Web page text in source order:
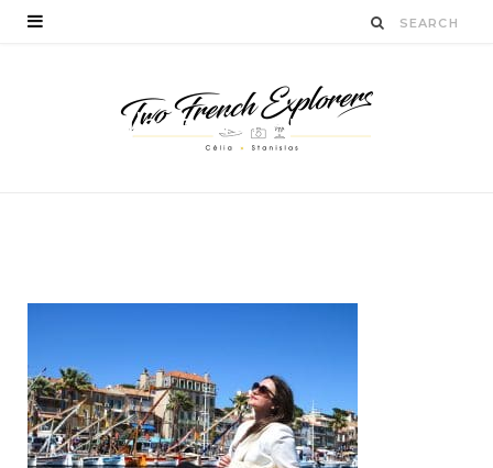
escaledesvignerons-
vinsdebandol